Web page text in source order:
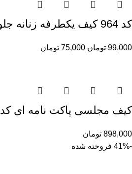
کد 964 کیف یکطرفه زنانه جلو دوخت
99,000 تومان 75,000 تومان
کیف مجلسی پاکت نامه ای کد 3714
898,000 تومان
-41%
فروخته شده